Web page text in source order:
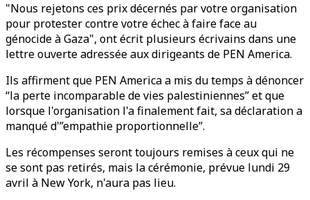
"Nous rejetons ces prix décernés par votre organisation
pour protester contre votre échec à faire face au
génocide à Gaza", ont écrit plusieurs écrivains dans une
lettre ouverte adressée aux dirigeants de PEN America.
Ils affirment que PEN America a mis du temps à dénoncer
“la perte incomparable de vies palestiniennes” et que
lorsque l'organisation l'a finalement fait, sa déclaration a
manqué d'”empathie proportionnelle”.
Les récompenses seront toujours remises à ceux qui ne
se sont pas retirés, mais la cérémonie, prévue lundi 29
avril à New York, n'aura pas lieu.